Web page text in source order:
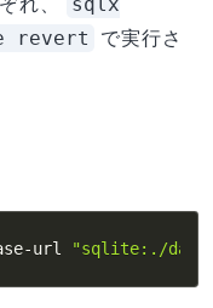
れ、
revert
で実行さ
url "sqlite:./